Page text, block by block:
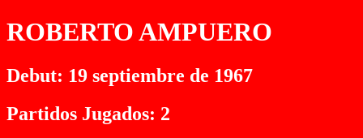
ROBERTO AMPUERO
Debut: 19 septiembre de 1967
Partidos Jugados: 2